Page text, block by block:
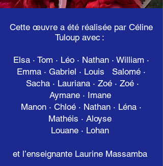
Cette œuvre a été réalisée par Céline
Tuloup avec :
Elsa · Tom · Léo · Nathan · William ·
Emma · Gabriel · Louis Salomé ·
Sacha · Lauriana · Zoé · Zoé ·
Aymane · Imane
Manon · Chloé · Nathan · Léna ·
Mathéis · Aloyse
Louane · Lohan
et l’enseignante Laurine Massamba